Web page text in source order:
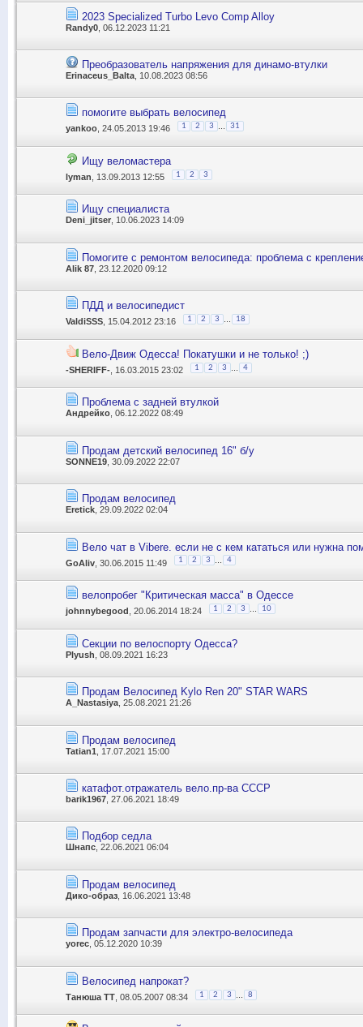
2023 Specialized Turbo Levo Comp Alloy
Randy0 , 06.12.2023 11:21
Преобразователь напряжения для динамо-втулки
Erinaceus_Balta , 10.08.2023 08:56
помогите выбрать велосипед
yankoo , 24.05.2013 19:46 1 2 3 31
Ищу веломастера
lyman , 13.09.2013 12:55 1 2 3
Ищу специалиста
Deni_jitser , 10.06.2023 14:09
Помогите с ремонтом велосипеда: проблема с
Alik 87 , 23.12.2020 09:12
ПДД и велосипедист
ValdiSSS , 15.04.2012 23:16 1 2 3 18
Вело-Движ Одесса! Покатушки и не только! ;)
-SHERIFF- , 16.03.2015 23:02 1 2 3 4
Проблема с задней втулкой
Андрейко , 06.12.2022 08:49
Продам детский велосипед 16" б/у
SONNE19 , 30.09.2022 22:07
Продам велосипед
Eretick , 29.09.2022 02:04
Вело чат в Vibere. если не с кем кататься или нужна
GoAliv , 30.06.2015 11:49 1 2 3 ... 4
велопробег "Критическая масса" в Одессе
johnnybegood , 20.06.2014 18:24 1 2 3 10
Секции по велоспорту Одесса?
Plyush , 08.09.2021 16:23
Продам Велосипед Kylo Ren 20" STAR WARS
A_Nastasiya , 25.08.2021 21:26
Продам велосипед
Tatian1 , 17.07.2021 15:00
катафот.отражатель вело.пр-ва СССР
barik1967 , 27.06.2021 18:49
Подбор седла
Шнапс, 22.06.2021 06:04
Продам велосипед
Дико-образ , 16.06.2021 13:48
Продам запчасти для электро-велосипеда
yorec, 05.12.2020 10:39
Велосипед напрокат?
Танюша ТТ , 08.05.2007 08:34 1 2 3 8